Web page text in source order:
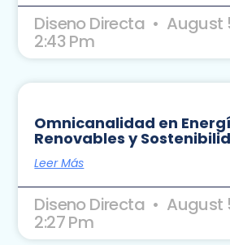
Diseno Directa August
2:43 Pm
Omnicanalidad en
Renovables y
Leer Más
Diseno Directa August
2:27 Pm